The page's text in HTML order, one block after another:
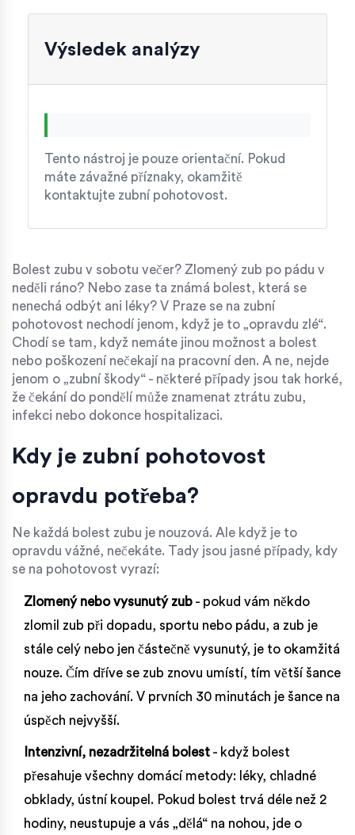
Výsledek analýzy
Tento nástroj je pouze orientační. Pokud
máte závažné příznaky, okamžitě
kontaktujte zubní pohotovost.
Bolest zubu v sobotu večer? Zlomený zub po pádu v
neděli ráno? Nebo zase ta známá bolest, která se
nenechá odbýt ani léky? V Praze se na zubní
pohotovost nechodí jenom, když je to „opravdu zlé“.
Chodí se tam, když nemáte jinou možnost a bolest
nebo poškození nečekají na pracovní den. A ne, nejde
jenom o „zubní škody“ - některé případy jsou tak horké,
že čekání do pondělí může znamenat ztrátu zubu,
infekci nebo dokonce hospitalizaci.
Kdy je zubní pohotovost
opravdu potřeba?
Ne každá bolest zubu je nouzová. Ale když je to
opravdu vážné, nečekáte. Tady jsou jasné případy, kdy
se na pohotovost vyrazí:
Zlomený nebo vysunutý zub - pokud vám někdo
zlomil zub při dopadu, sportu nebo pádu, a zub je
stále celý nebo jen částečně vysunutý, je to okamžitá
nouze. Čím dříve se zub znovu umístí, tím větší šance
na jeho zachování. V prvních 30 minutách je šance na
úspěch nejvyšší.
Intenzivní, nezadržitelná bolest - když bolest
přesahuje všechny domácí metody: léky, chladné
obklady, ústní koupel. Pokud bolest trvá déle než 2
hodiny, neustupuje a vás „dělá“ na nohou, jde o